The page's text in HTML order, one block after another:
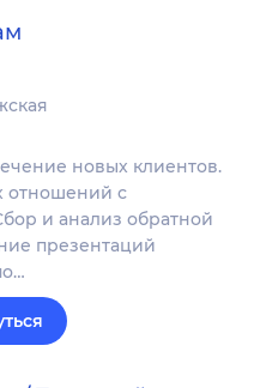
новых клиентов.
отношений с
и анализ обратной
презентаций